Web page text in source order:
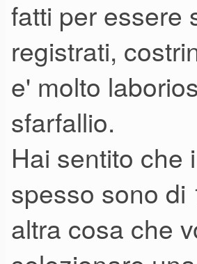
da ottenere una
Un altro difetto
messi di tanto in
senz'altro difetto
Peccato, perchè
di batteria così
professionale...
Edited 29 Nov. 2012
fatti per essere
registrati,
e' molto
sfarfallio.
Hai sentito che
spesso sono di
altra cosa che